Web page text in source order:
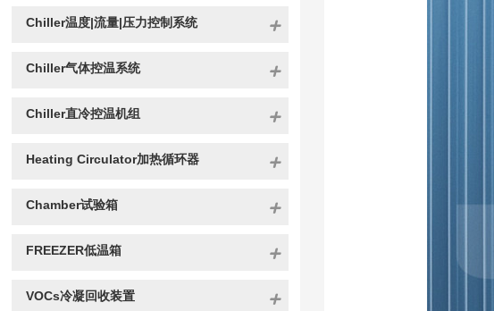
Chiller温度|流量|压力控制系统
Chiller气体控温系统
Chiller直冷控温机组
Heating Circulator加热循环器
Chamber试验箱
FREEZER低温箱
VOCs冷凝回收装置